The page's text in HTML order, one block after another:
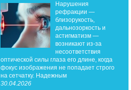
Нарушения
рефракции —
близорукость,
дальнозоркость и
астигматизм —
возникают из-за
несоответствия
оптической силы глаза его длине, когда
фокус изображения не попадает строго
на сетчатку. Надежным
30.04.2026